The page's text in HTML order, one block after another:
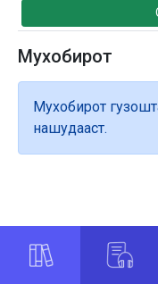
Мухобирот
Мухобирот
нашудааст.